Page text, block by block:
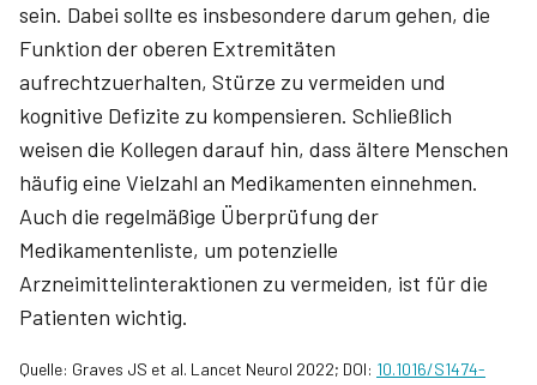
sein. Dabei sollte es insbesondere darum gehen, die
Funktion der oberen Extremitäten
aufrechtzuerhalten, Stürze zu vermeiden und
kognitive Defizite zu kompensieren. Schließlich
weisen die Kollegen darauf hin, dass ältere Menschen
häufig eine Vielzahl an Medikamenten einnehmen.
Auch die regelmäßige Überprüfung der
Medikamentenliste, um potenzielle
Arzneimittelinteraktionen zu vermeiden, ist für die
Patienten wichtig.
Quelle: Graves JS et al. Lancet Neurol 2022; DOI: 10.1016/S1474-